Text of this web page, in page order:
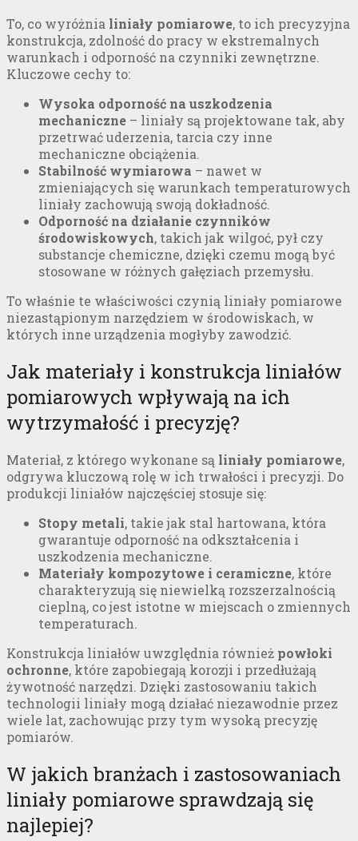
To, co wyróżnia liniały pomiarowe, to ich precyzyjna
konstrukcja, zdolność do pracy w ekstremalnych
warunkach i odporność na czynniki zewnętrzne.
Kluczowe cechy to:
Wysoka odporność na uszkodzenia
mechaniczne – liniały są projektowane tak, aby
przetrwać uderzenia, tarcia czy inne
mechaniczne obciążenia.
Stabilność wymiarowa – nawet w
zmieniających się warunkach temperaturowych
liniały zachowują swoją dokładność.
Odporność na działanie czynników
środowiskowych, takich jak wilgoć, pył czy
substancje chemiczne, dzięki czemu mogą być
stosowane w różnych gałęziach przemysłu.
To właśnie te właściwości czynią liniały pomiarowe
niezastąpionym narzędziem w środowiskach, w
których inne urządzenia mogłyby zawodzić.
Jak materiały i konstrukcja liniałów
pomiarowych wpływają na ich
wytrzymałość i precyzję?
Materiał, z którego wykonane są liniały pomiarowe,
odgrywa kluczową rolę w ich trwałości i precyzji. Do
produkcji liniałów najczęściej stosuje się:
Stopy metali, takie jak stal hartowana, która
gwarantuje odporność na odkształcenia i
uszkodzenia mechaniczne.
Materiały kompozytowe i ceramiczne, które
charakteryzują się niewielką rozszerzalnością
cieplną, co jest istotne w miejscach o zmiennych
temperaturach.
Konstrukcja liniałów uwzględnia również powłoki
ochronne, które zapobiegają korozji i przedłużają
żywotność narzędzi. Dzięki zastosowaniu takich
technologii liniały mogą działać niezawodnie przez
wiele lat, zachowując przy tym wysoką precyzję
pomiarów.
W jakich branżach i zastosowaniach
liniały pomiarowe sprawdzają się
najlepiej?